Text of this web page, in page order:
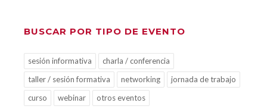
BUSCAR POR TIPO DE EVENTO
sesión informativa
charla / conferencia
taller / sesión formativa
networking
jornada de trabajo
curso
webinar otros eventos